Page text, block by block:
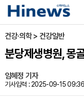
건강·의학 > 건강일반
분당제생병원, 몽
임혜정 기자
기사입력 : 2025-09-15 09:36